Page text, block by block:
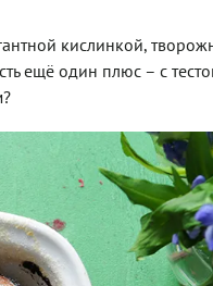
кислинкой,
ещё один плюс – с